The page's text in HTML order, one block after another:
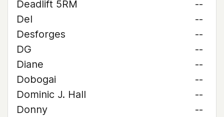
Deadlift 5RM
--
Del
--
Desforges
--
DG
--
Diane
--
Dobogai
--
Dominic J. Hall
--
Donny
--